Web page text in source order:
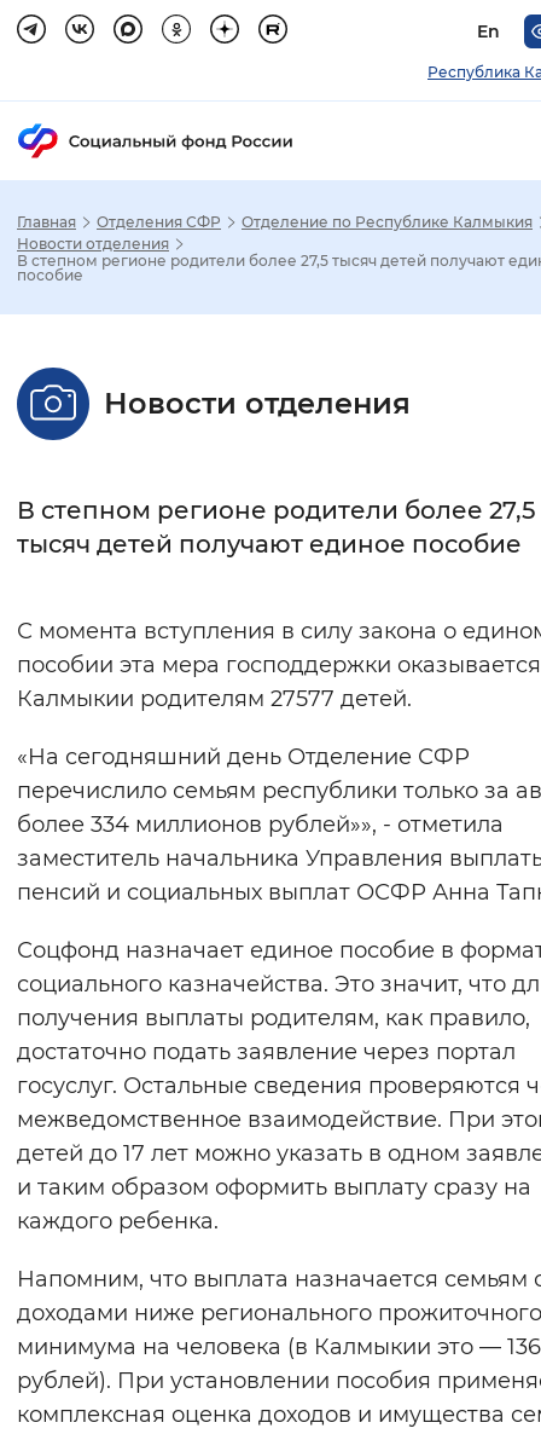
En
Республика
Стандартный Увеличенный
Без засечек С засечками
Нормальный Увеличенный
Цвет сайта
Инверсивный
Синий фон
Изображения
Включены Выключены
Звуковой ассистент
Воспроизвести Остановить
Вернуть стандартные настройки
Главная Отделения СФР
Отделение по Республике Калмыкия
Новости отделения
В степном регионе родители более 27,5 тысяч детей получают
пособие
Новости отделения
В степном регионе родители более 27,5
тысяч детей получают единое пособие
С момента вступления в силу закона о
пособии эта мера господдержки
Калмыкии родителям 27577 детей.
«На сегодняшний день Отделение СФР
перечислило семьям республики только за
более 334 миллионов рублей»», - отметила
заместитель начальника Управления
пенсий и социальных выплат ОСФР Анна
Соцфонд назначает единое пособие в
социального казначейства. Это значит, что
получения выплаты родителям, как правило,
достаточно подать заявление через портал
госуслуг. Остальные сведения проверяются
межведомственное взаимодействие. При
детей до 17 лет можно указать в одном
и таким образом оформить выплату сразу на
каждого ребенка.
Напомним, что выплата назначается семьям
доходами ниже регионального прожиточного
минимума на человека (в Калмыкии это —
рублей). При установлении пособия
комплексная оценка доходов и имущества